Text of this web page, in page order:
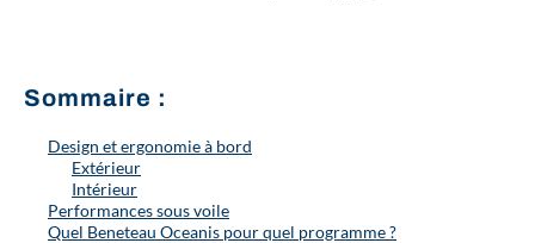
Sommaire :
Design et ergonomie à bord
Extérieur
Intérieur
Performances sous voile
Quel Beneteau Oceanis pour quel programme ?